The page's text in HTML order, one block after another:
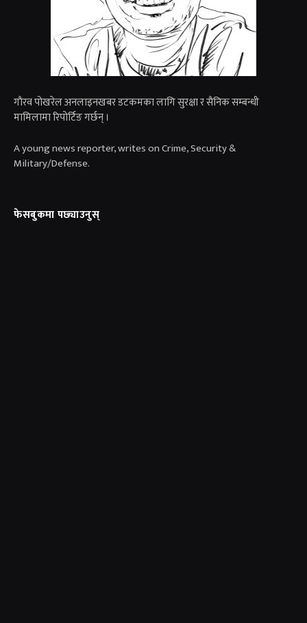
गाैरव पोखरेल अनलाइनखबर डटकमका लागि सुरक्षा र सैनिक सम्बन्धी
मामिलामा रिपोर्टिङ गर्छन् ।
A young news reporter, writes on Crime, Security &
Military/Defense.
फेसबुकमा पछ्याउनुस्